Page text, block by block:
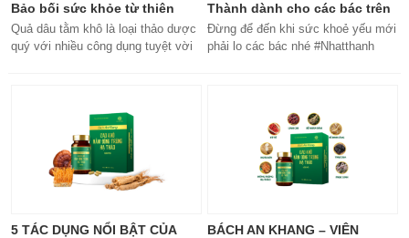
Bảo bối sức khỏe từ thiên
nhiên
Quả dâu tằm khô là loại thảo dược
quý với nhiều công dụng tuyệt vời
Thành dành cho các bác trên
50 tuổi
Đừng để đến khi sức khoẻ yếu mới
phải lo các bác nhé #Nhatthanh
#khoetubentrong #nhatthanhbak
5 TÁC DỤNG NỔI BẬT CỦA
BÁCH AN KHANG – VIÊN